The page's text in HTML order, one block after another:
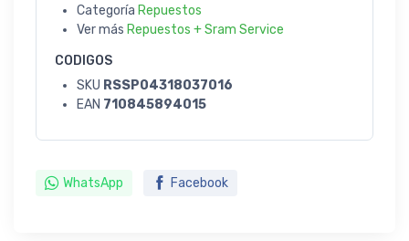
Categoría Repuestos
Ver más Repuestos + Sram Service
CODIGOS
SKU RSSP04318037016
EAN 710845894015
WhatsApp Facebook